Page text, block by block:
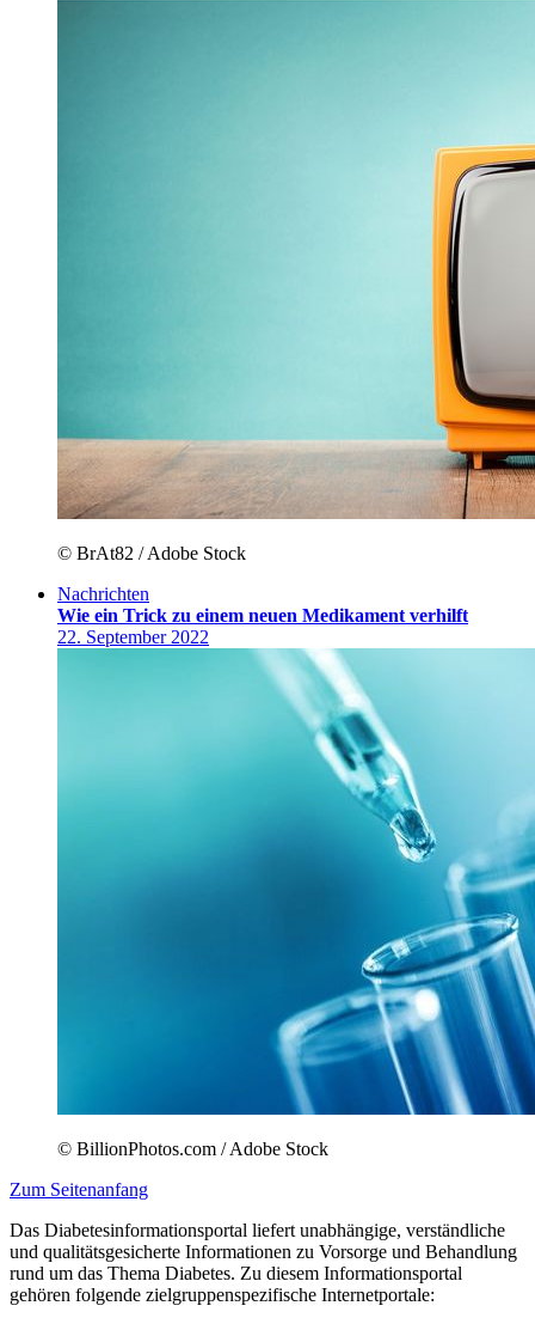
© BrAt82 / Adobe Stock
Nachrichten
Wie ein Trick zu einem neuen Medikament verhilft
22. September 2022
© BillionPhotos.com / Adobe Stock
Zum Seitenanfang
Das Diabetesinformationsportal liefert unabhängige, verständliche
und qualitätsgesicherte Informationen zu Vorsorge und Behandlung
rund um das Thema Diabetes. Zu diesem Informationsportal
gehören folgende zielgruppenspezifische Internetportale: